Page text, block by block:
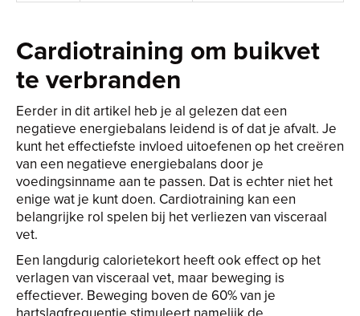
Cardiotraining om buikvet
te verbranden
Eerder in dit artikel heb je al gelezen dat een
negatieve energiebalans leidend is of dat je afvalt. Je
kunt het effectiefste invloed uitoefenen op het creëren
van een negatieve energiebalans door je
voedingsinname aan te passen. Dat is echter niet het
enige wat je kunt doen. Cardiotraining kan een
belangrijke rol spelen bij het verliezen van visceraal
vet.
Een langdurig calorietekort heeft ook effect op het
verlagen van visceraal vet, maar beweging is
effectiever. Beweging boven de 60% van je